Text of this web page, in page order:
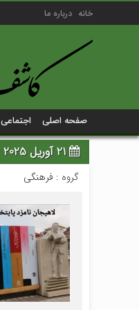
خانه درباره ما
صفحه اصلی اجتماعی
21 آوریل 2025
گروه : فرهنگی